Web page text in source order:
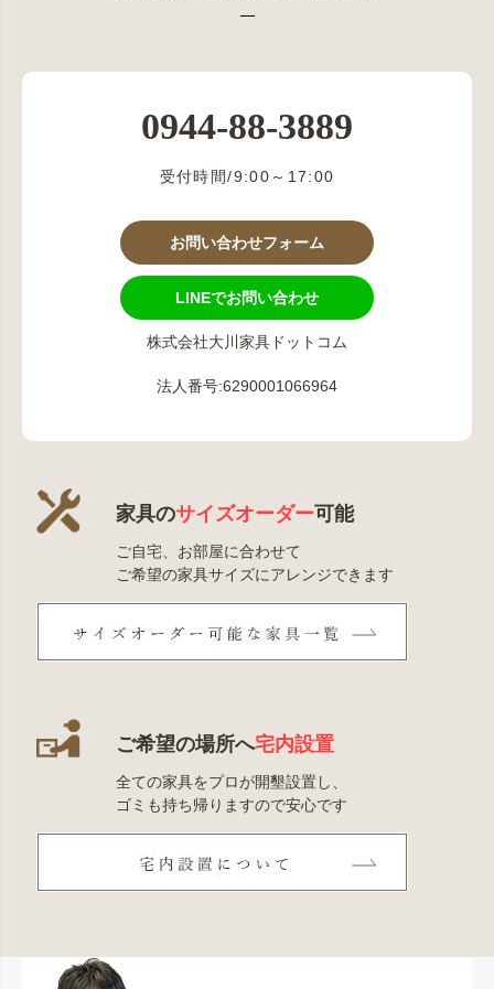
0944-88-3889
受付時間/9:00～17:00
お問い合わせフォーム
LINEでお問い合わせ
株式会社大川家具ドットコム
法人番号:6290001066964
家具のサイズオーダー可能
ご自宅、お部屋に合わせて
ご希望の家具サイズにアレンジできます
ご希望の場所へ宅内設置
全ての家具をプロが開墾設置し、
ゴミも持ち帰りますので安心です